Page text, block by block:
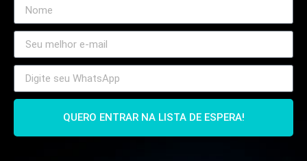
QUERO ENTRAR NA LISTA DE ESPERA!